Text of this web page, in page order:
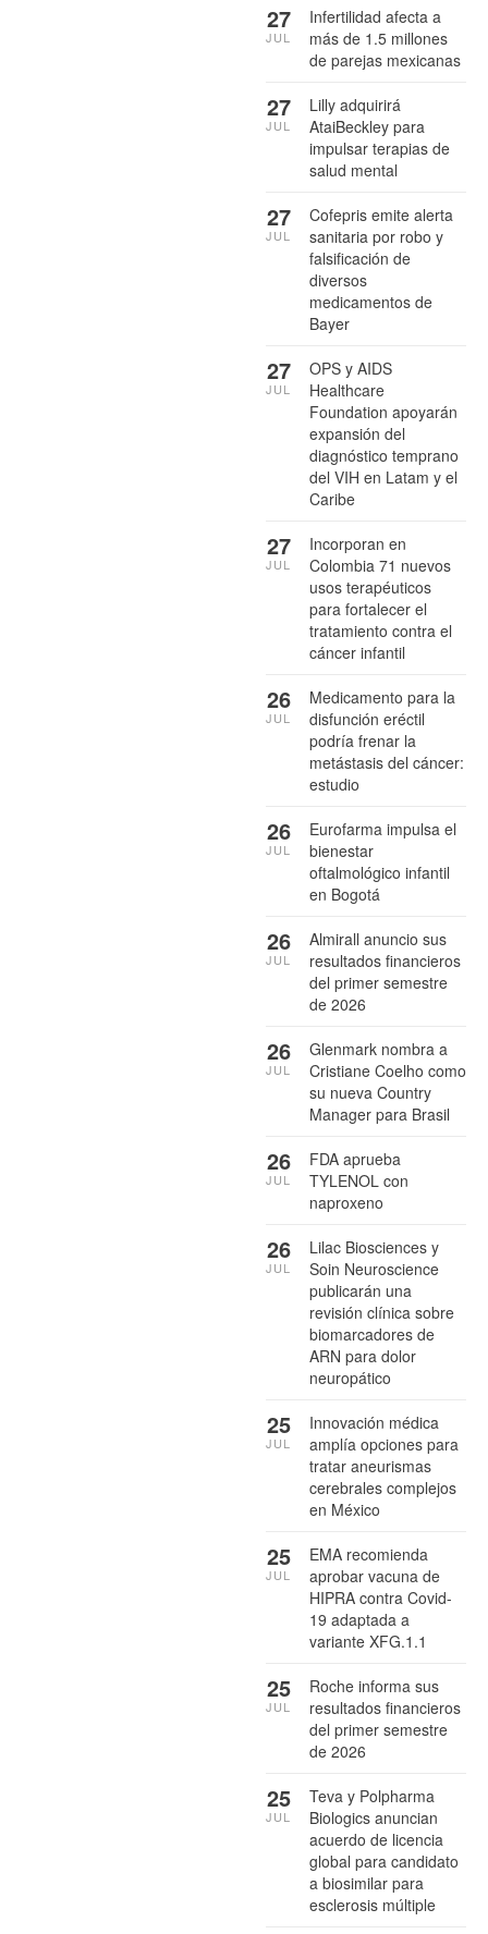
Infertilidad afecta a
más de 1.5 millones
de parejas mexicanas
27
JUL
Lilly adquirirá
AtaiBeckley para
impulsar terapias de
salud mental
27
JUL
Cofepris emite alerta
sanitaria por robo y
falsificación de
diversos
medicamentos de
Bayer
27
JUL
OPS y AIDS
Healthcare
Foundation apoyarán
expansión del
diagnóstico temprano
del VIH en Latam y el
Caribe
27
JUL
Incorporan en
Colombia 71 nuevos
usos terapéuticos
para fortalecer el
tratamiento contra el
cáncer infantil
27
JUL
Medicamento para la
disfunción eréctil
podría frenar la
metástasis del cáncer:
estudio
26
JUL
Eurofarma impulsa el
bienestar
oftalmológico infantil
en Bogotá
26
JUL
Almirall anuncio sus
resultados financieros
del primer semestre
de 2026
26
JUL
Glenmark nombra a
Cristiane Coelho como
su nueva Country
Manager para Brasil
26
JUL
FDA aprueba
TYLENOL con
naproxeno
26
JUL
Lilac Biosciences y
Soin Neuroscience
publicarán una
revisión clínica sobre
biomarcadores de
ARN para dolor
neuropático
26
JUL
Innovación médica
amplía opciones para
tratar aneurismas
cerebrales complejos
en México
25
JUL
EMA recomienda
aprobar vacuna de
HIPRA contra Covid-
19 adaptada a
variante XFG.1.1
25
JUL
Roche informa sus
resultados financieros
del primer semestre
de 2026
25
JUL
Teva y Polpharma
Biologics anuncian
acuerdo de licencia
global para candidato
a biosimilar para
esclerosis múltiple
25
JUL